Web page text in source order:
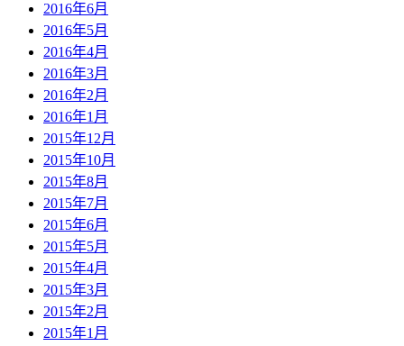
2016年6月
2016年5月
2016年4月
2016年3月
2016年2月
2016年1月
2015年12月
2015年10月
2015年8月
2015年7月
2015年6月
2015年5月
2015年4月
2015年3月
2015年2月
2015年1月